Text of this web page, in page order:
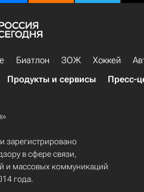
Биатлон ЗОЖ Хоккей
Продукты и сервисы Пресс-
зарегистрировано
в сфере связи,
и массовых коммуникаций
года.